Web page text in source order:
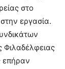
στο
εργασία.
Φιλαδέλφειας
επήραν